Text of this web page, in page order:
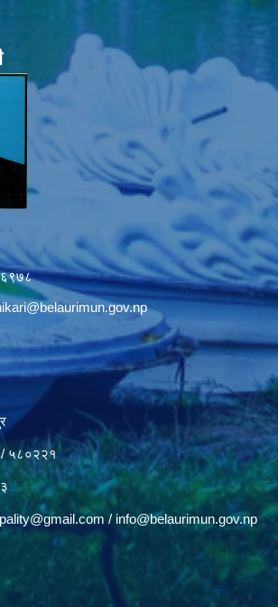
५८०२२१
/ info@belaurimun.gov.np